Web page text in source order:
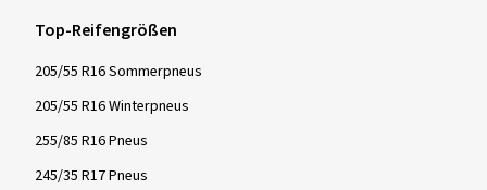
Top-Reifengrößen
205/55 R16 Sommerpneus
205/55 R16 Winterpneus
255/85 R16 Pneus
245/35 R17 Pneus